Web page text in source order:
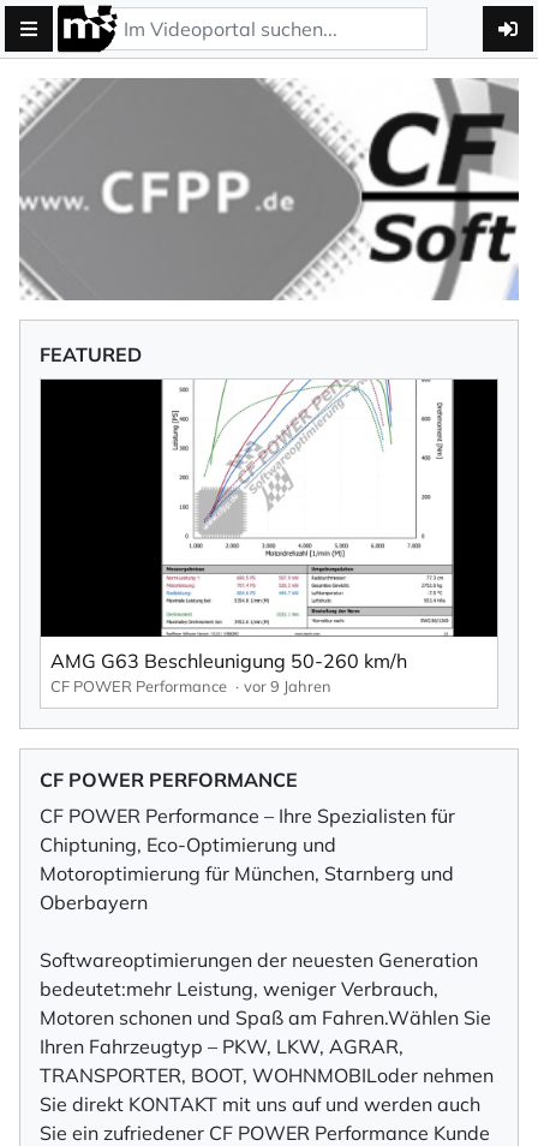
FEATURED
AMG G63 Beschleunigung 50-260 km/h
CF POWER Performance vor 9 Jahren
CF POWER PERFORMANCE
CF POWER Performance – Ihre Spezialisten für
Chiptuning, Eco-Optimierung und
Motoroptimierung für München, Starnberg und
Oberbayern
Softwareoptimierungen der neuesten Generation
bedeutet:mehr Leistung, weniger Verbrauch,
Motoren schonen und Spaß am Fahren.Wählen Sie
Ihren Fahrzeugtyp – PKW, LKW, AGRAR,
TRANSPORTER, BOOT, WOHNMOBILoder nehmen
Sie direkt KONTAKT mit uns auf und werden auch
Sie ein zufriedener CF POWER Performance Kunde